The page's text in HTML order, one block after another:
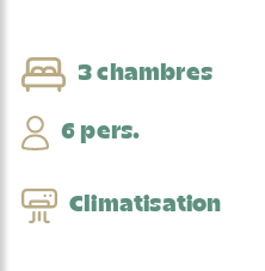
3 chambres
6 pers.
Climatisation